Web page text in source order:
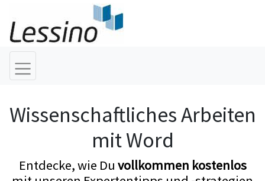
Wissenschaftliches Arbeiten
mit Word
Entdecke, wie Du vollkommen kostenlos